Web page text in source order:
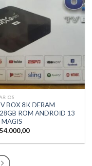
BOX 8K DERAM
ROM ANDROID 13
MAGIS
54.000,00